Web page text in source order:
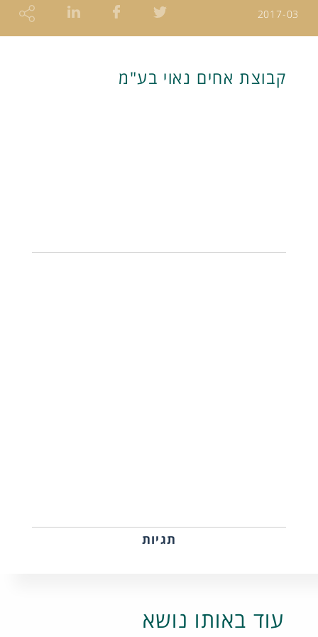
2017-03
קבוצת אחים נאוי בע"מ
תגיות
עוד באותו נושא